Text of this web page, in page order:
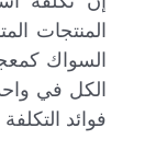
المنتجات
السواك
الكل في
فوائد التكلفة